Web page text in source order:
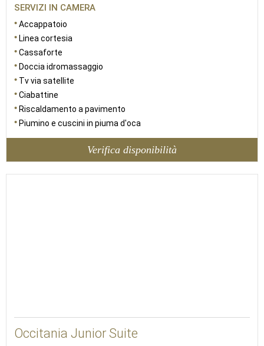
SERVIZI IN CAMERA
Accappatoio
Linea cortesia
Cassaforte
Doccia idromassaggio
Tv via satellite
Ciabattine
Riscaldamento a pavimento
Piumino e cuscini in piuma d'oca
Verifica disponibilità
Occitania Junior Suite